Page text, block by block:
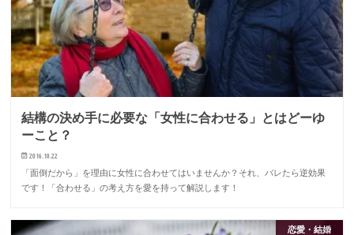
結構の決め手に必要な「女性に合わせる」とはどーゆ
ーこと？
2016.10.22
「面倒だから」を理由に女性に合わせてはいませんか？それ、バレたら逆効果
です！「合わせる」の考え方を愛を持って解説します！
恋愛・結婚